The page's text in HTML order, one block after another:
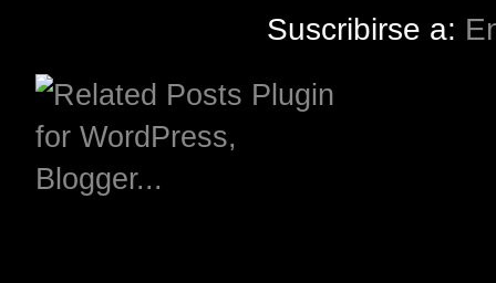
Suscribirse a: